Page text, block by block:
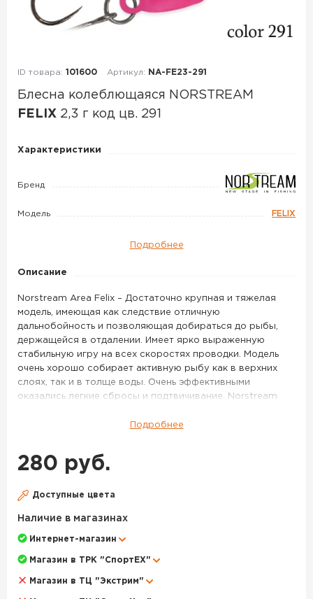
ID товара: 101600 Артикул: NA-FE23-291
Блесна колеблющаяся NORSTREAM
FELIX 2,3 г код цв. 291
Блесна
NORSTREAM
2,3
цв.
291
Характеристики
Бренд
Модель FELIX
Подробнее
Описание
Norstream Area Felix – Достаточно крупная и тяжелая
модель, имеющая как следствие отличную
дальнобойность и позволяющая добираться до рыбы,
держащейся в отдалении. Имеет ярко выраженную
стабильную игру на всех скоростях проводки. Модель
очень хорошо собирает активную рыбу как в верхних
слоях, так и в толще воды. Очень эффективными
оказались легкие сбросы и подтвичивание. Norstream
Felix’a. Данный размер имеет два варианта исполнения
размашистую игру и большую стабильность, она лучше
подходит для ловли на течении, с успехом применяется
эффективно получится облавливать небольшие приямки
стоячей воде она будет весьма эффективна, если
активность рыбы пошла на спад, и крупные активные
Самая легкая версия этой модели, имеет тот же размер,
что и Felix 2,3 г, но за счет меньшего веса обладает куда
Подробнее
280 руб.
Доступные цвета
Наличие в магазинах
Интернет-магазин
Магазин в ТРК "СпортЕХ"
Магазин в ТЦ "Экстрим"